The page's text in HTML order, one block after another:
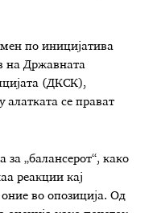
по иницијатива
на Државната
(ДКСК),
алатката се прават
за „балансерот“, како
реакции кај
во опозиција. Од